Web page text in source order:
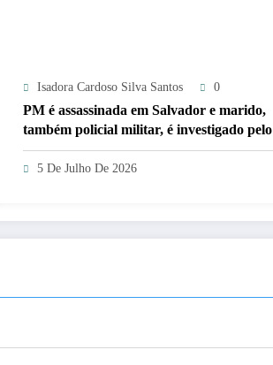
Isadora Cardoso Silva Santos 0
PM é assassinada em Salvador e marido,
também policial militar, é investigado pelo
crime
5 De Julho De 2026